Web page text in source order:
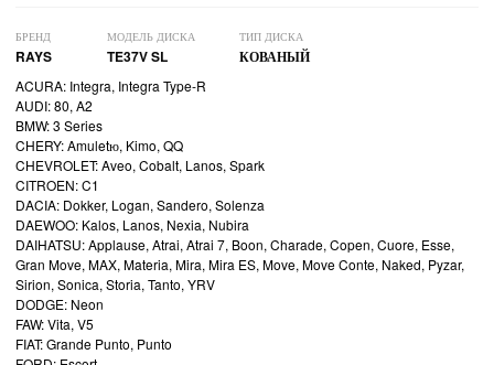
БРЕНД
RAYS
МОДЕЛЬ ДИСКА
TE37V SL
ТИП ДИСКА
КОВАНЫЙ
ACURA: Integra, Integra Type-R
AUDI: 80, A2
BMW: 3 Series
CHERY: Amuletю, Kimo, QQ
CHEVROLET: Aveo, Cobalt, Lanos, Spark
CITROEN: C1
DACIA: Dokker, Logan, Sandero, Solenza
DAEWOO: Kalos, Lanos, Nexia, Nubira
DAIHATSU: Applause, Atrai, Atrai 7, Boon, Charade, Copen, Cuore, Esse,
Gran Move, MAX, Materia, Mira, Mira ES, Move, Move Conte, Naked, Pyzar,
Sirion, Sonica, Storia, Tanto, YRV
DODGE: Neon
FAW: Vita, V5
FIAT: Grande Punto, Punto